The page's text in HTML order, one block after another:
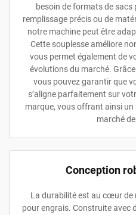
besoin de formats de sacs
remplissage précis ou de
notre machine peut être
Cette souplesse améliore
vous permet également de
évolutions du marché.
vous pouvez garantir que
s’aligne parfaitement sur
marque, vous offrant ainsi
marché
Conception
La durabilité est au cœur de
pour engrais. Construite avec